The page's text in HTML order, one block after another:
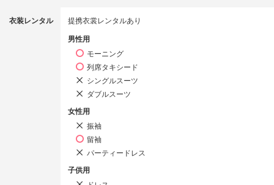
衣装レンタル 提携衣裳レンタルあり
男性用
モーニング
列席タキシード
シングルスーツ
ダブルスーツ
女性用
振袖
留袖
パーティードレス
子供用